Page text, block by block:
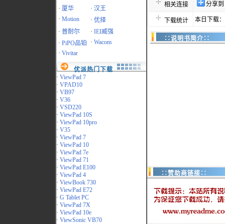
· 厦华 · 汉王
· Motion · 优择
· 普耐尔 · IEI威强
· PiPO品铂 · Wacom
· Vivitar
优派热门下载
· ViewPad 7
· VPAD10
· VB97
· V36
· VSD220
· ViewPad 10S
· ViewPad 10pro
· V35
· ViewPad 7
· ViewPad 10
· ViewPad 7e
· ViewPad 71
· ViewPad E100
· ViewPad 4
· ViewBook 730
· ViewPad E72
· G Tablet PC
· ViewPad 7X
· ViewPad 10e
· ViewSonic VB70
相关连接 分享
下载统计 本日下载
∷说明书简介∷
∷赞助商链接∷